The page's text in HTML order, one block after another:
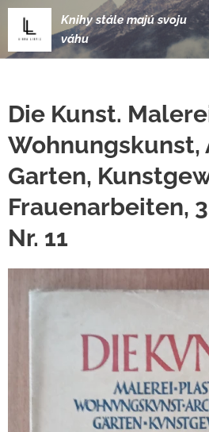
Knihy stále majú svoju
váhu
Die Kunst.
Wohnungskunst,
Garten,
Frauenarbeiten,
Nr. 11